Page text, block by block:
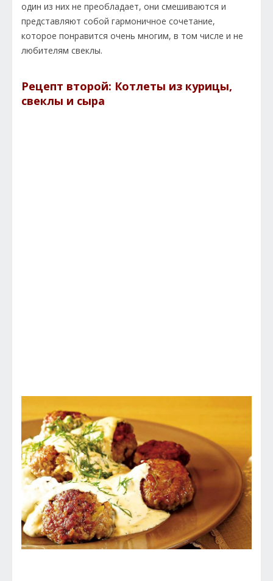
один из них не преобладает, они смешиваются и
представляют собой гармоничное сочетание,
которое понравится очень многим, в том числе и не
любителям свеклы.
Рецепт второй: Котлеты из курицы,
свеклы и сыра